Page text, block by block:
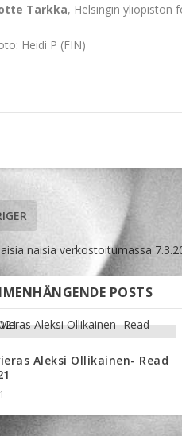
Tarkka, Helsingin yliopiston
Heidi P (FIN)
naisia verkostoitumassa
POSTS
Aleksi Ollikainen- Read